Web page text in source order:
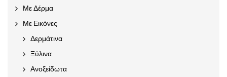
Με Δέρμα
Με Εικόνες
Δερμάτινα
Ξύλινα
Ανοξείδωτα